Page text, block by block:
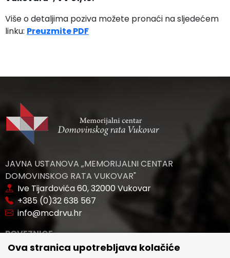
Ova stranica upotrebljava kolačiće
Više o detaljima poziva možete pronaći na sljedećem
linku: Preuzmite PDF
JAVNA USTANOVA „MEMORIJALNI CENTAR
DOMOVINSKOG RATA VUKOVAR"
Ive Tijardovića 60, 32000 Vukovar
+385 (0)32 638 567
info@mcdrvu.hr
POVEZNICE
🢒 Novosti